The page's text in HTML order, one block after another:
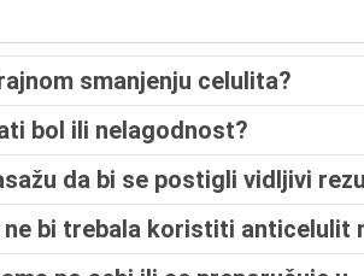
smanjenju celulita?
bol ili nelagodnost?
da bi se postigli vidljivi
bi trebala koristiti anticelulit